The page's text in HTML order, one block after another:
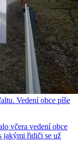
Vedení obce píše
včera vedení obce
jakými řidiči se už